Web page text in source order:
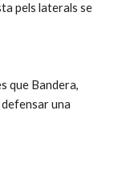
pels laterals se
que Bandera,
una